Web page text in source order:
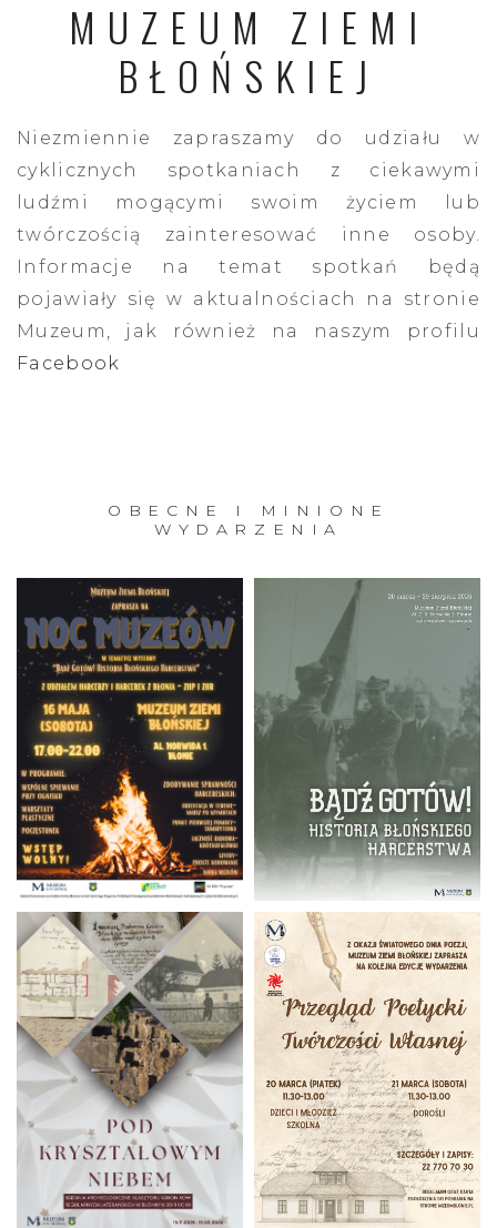
MUZEUM ZIEMI
BŁOŃSKIEJ
Niezmiennie zapraszamy do udziału w
cyklicznych spotkaniach z ciekawymi
ludźmi mogącymi swoim życiem lub
twórczością zainteresować inne osoby.
Informacje na temat spotkań będą
pojawiały się w aktualnościach na stronie
Muzeum, jak również na naszym profilu
Facebook
OBECNE I MINIONE
WYDARZENIA